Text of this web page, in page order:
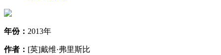
年份： 2013年
作者： [英]戴维·弗里斯比